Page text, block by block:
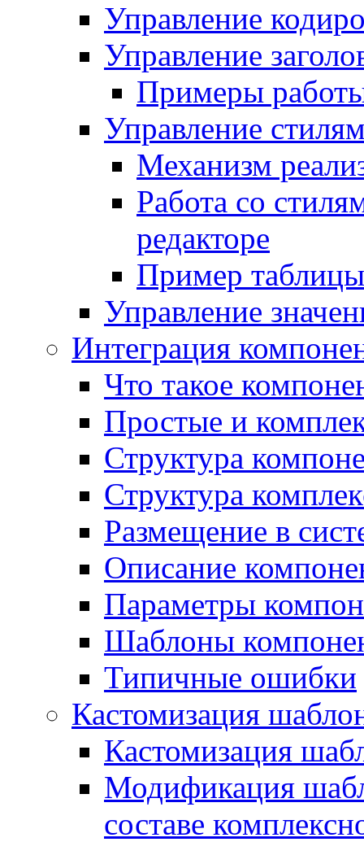
Управление
Управление
Примеры
Управление
Механизм
Работа со
редакторе
Пример
Управление
Интеграция
Что такое
Простые и
Структура
Структура
Размещение в
Описание
Параметры
Шаблоны
Типичные ошибки
Кастомизация
Кастомизация
Модификация
составе